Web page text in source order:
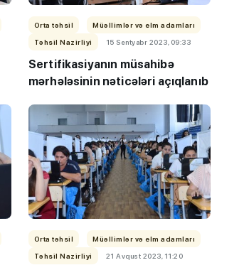
Orta təhsil
Müəllimlər və elm adamları
Təhsil Nazirliyi
15 Sentyabr 2023, 09:33
Sertifikasiyanın müsahibə
mərhələsinin nəticələri açıqlanıb
Orta təhsil
Müəllimlər və elm adamları
Təhsil Nazirliyi
21 Avqust 2023, 11:20